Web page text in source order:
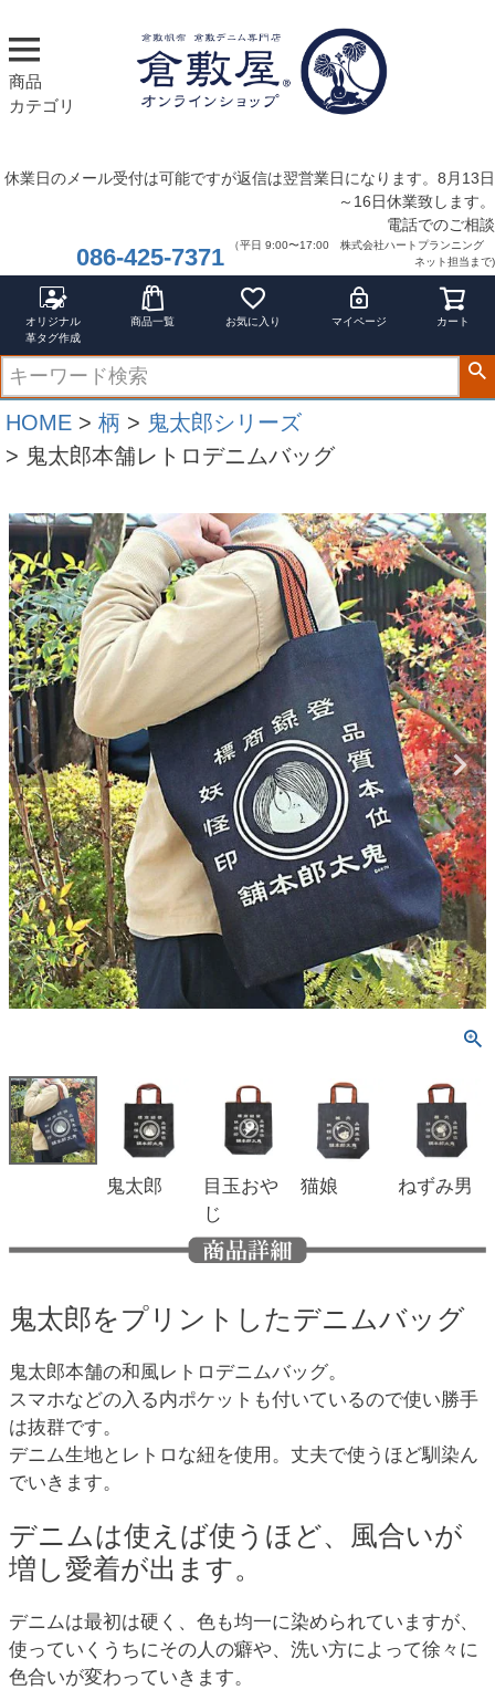
商品
カテゴリ
休業日のメール受付は可能ですが返信は翌営業日になります。8月13日
～16日休業致します。
電話でのご相談
086-425-7371
（平日 9:00〜17:00 株式会社ハートプランニング
ネット担当まで)
オリジナル
革タグ作成
商品一覧 お気に入り マイページ カート
HOME 柄
鬼太郎シリーズ
鬼太郎本舗レトロデニムバッグ
鬼太郎
目玉おや
じ
猫娘 ねずみ男
鬼太郎をプリントしたデニムバッグ
鬼太郎本舗の和風レトロデニムバッグ。
スマホなどの入る内ポケットも付いているので使い勝手
は抜群です。
デニム生地とレトロな紐を使用。丈夫で使うほど馴染ん
でいきます。
デニムは使えば使うほど、風合いが
増し愛着が出ます。
デニムは最初は硬く、色も均一に染められていますが、
使っていくうちにその人の癖や、洗い方によって徐々に
色合いが変わっていきます。